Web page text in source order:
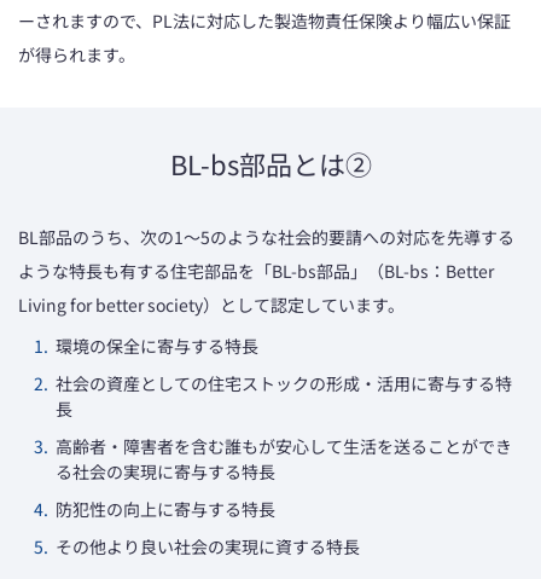
ーされますので、PL法に対応した製造物責任保険より幅広い保証
が得られます。
BL-bs部品とは②
BL部品のうち、次の1～5のような社会的要請への対応を先導する
ような特長も有する住宅部品を「BL-bs部品」（BL-bs：Better
Living for better society）として認定しています。
1. 環境の保全に寄与する特長
2. 社会の資産としての住宅ストックの形成・活用に寄与する特
長
3. 高齢者・障害者を含む誰もが安心して生活を送ることができ
る社会の実現に寄与する特長
4. 防犯性の向上に寄与する特長
5. その他より良い社会の実現に資する特長